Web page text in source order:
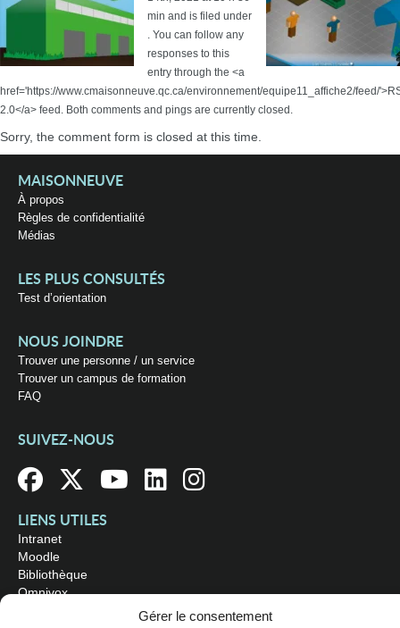
Gérer le consentement
min and is filed under
. You can follow any
responses to this
entry through the <a
href='https://www.cmaisonneuve.qc.ca/environnement/equipe11_affiche2/feed/
2.0</a> feed. Both comments and pings are currently closed.
Sorry, the comment form is closed at this time.
MAISONNEUVE
À propos
Règles de confidentialité
Médias
LES PLUS CONSULTÉS
Test d’orientation
NOUS JOINDRE
Trouver une personne / un service
Trouver un campus de formation
FAQ
SUIVEZ-NOUS
LIENS UTILES
Intranet
Moodle
Bibliothèque
Omnivox